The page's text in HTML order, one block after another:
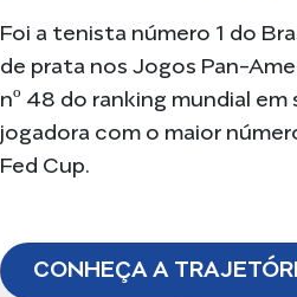
Foi a tenista número 1 do
de prata nos Jogos Pan-
nº 48 do ranking mundial em
jogadora com o maior
Fed Cup.
CONHEÇA A